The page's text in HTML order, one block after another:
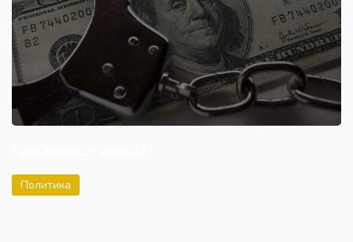
Политика